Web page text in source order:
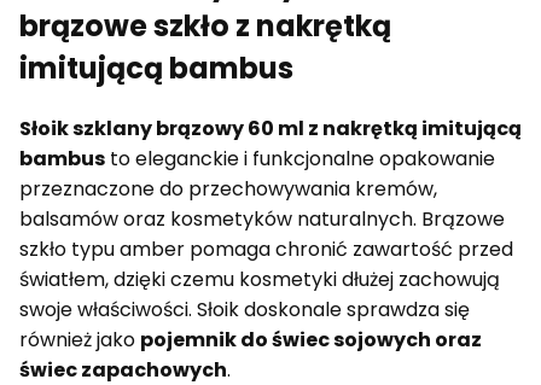
brązowe szkło z nakrętką
imitującą bambus
Słoik szklany brązowy 60 ml z nakrętką imitującą
bambus to eleganckie i funkcjonalne opakowanie
przeznaczone do przechowywania kremów,
balsamów oraz kosmetyków naturalnych. Brązowe
szkło typu amber pomaga chronić zawartość przed
światłem, dzięki czemu kosmetyki dłużej zachowują
swoje właściwości. Słoik doskonale sprawdza się
również jako pojemnik do świec sojowych oraz
świec zapachowych.